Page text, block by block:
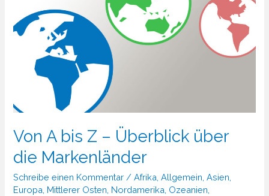
schützen?
Von A bis Z – Überblick über
die Markenländer
Schreibe einen Kommentar /Afrika ,Allgemein ,Asien
Europa Mittlerer Osten Nordamerika Ozeanien